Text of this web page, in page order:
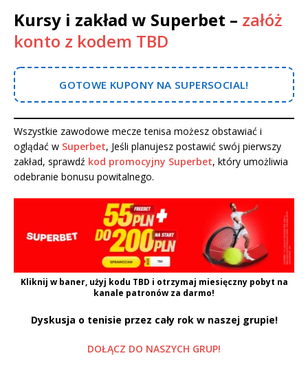
Kursy i zakład w Superbet – załóż
konto z kodem TBD
GOTOWE KUPONY NA SUPERSOCIAL!
Wszystkie zawodowe mecze tenisa możesz obstawiać i
oglądać w Superbet, Jeśli planujesz postawić swój pierwszy
zakład, sprawdź kod promocyjny Superbet, który umożliwia
odebranie bonusu powitalnego.
Kliknij w baner, użyj kodu TBD i otrzymaj miesięczny pobyt na
kanale patronów za darmo!
Dyskusja o tenisie przez cały rok w naszej grupie!
DOŁĄCZ DO NASZYCH GRUP!